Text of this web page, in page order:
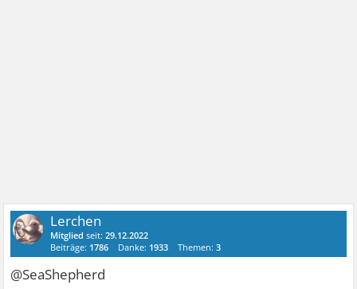
Lerchen
Mitglied seit:29.12.2022
Beiträge: 1786 Danke: 1933 Themen:3
@SeaShepherd